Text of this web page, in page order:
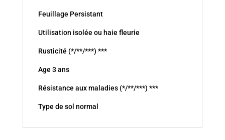
Feuillage Persistant
Utilisation isolée ou haie fleurie
Rusticité (*/**/***) ***
Age 3 ans
Résistance aux maladies (*/**/***) ***
Type de sol normal